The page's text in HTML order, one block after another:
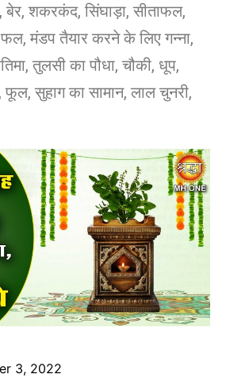
बेर, शकरकंद, सिंघाड़ा, सीताफल,
मंडप तैयार करने के लिए गन्ना,
तुलसी का पौधा, चौकी, धूप,
फूल, सुहाग का सामान, लाल चुनरी,
3, 2022